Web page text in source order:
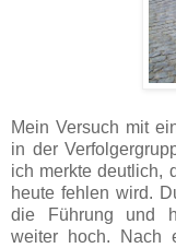
Mein Versuch mit
in der
ich merkte deutlich,
heute fehlen wird.
die Führung und
weiter hoch. Nach